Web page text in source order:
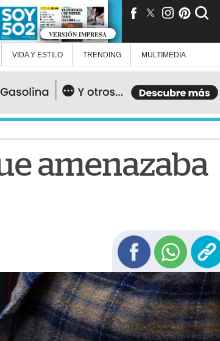
VERSIÓN IMPRESA
VIDA Y ESTILO TRENDING MULTIMEDIA
amenazaba